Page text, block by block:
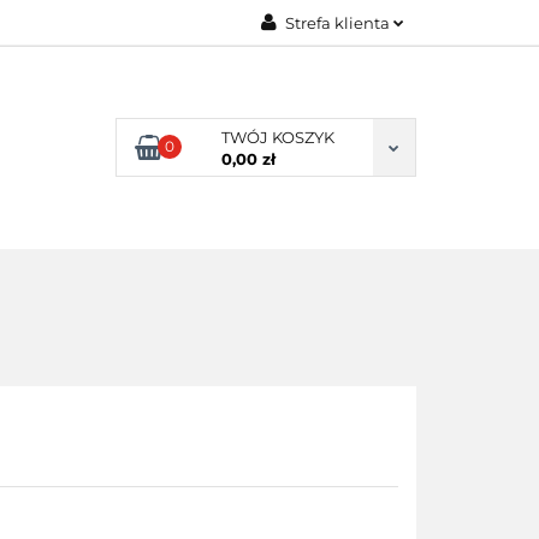
Strefa klienta
Zarejestruj się
Dodaj zgłoszenie
0
TWÓJ KOSZYK
0,00 zł
KLIENCI